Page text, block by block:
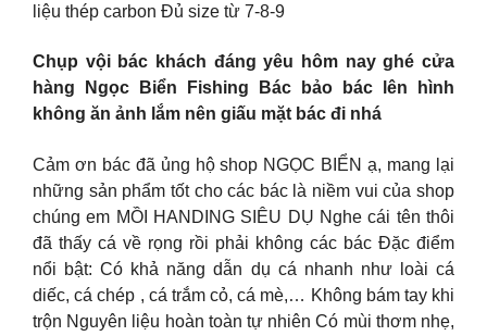
liệu thép carbon Đủ size từ 7-8-9
Chụp vội bác khách đáng yêu hôm nay ghé cửa
hàng Ngọc Biển Fishing Bác bảo bác lên hình
không ăn ảnh lắm nên giấu mặt bác đi nhá
Cảm ơn bác đã ủng hộ shop NGỌC BIỂN ạ, mang lại
những sản phẩm tốt cho các bác là niềm vui của shop
chúng em MỒI HANDING SIÊU DỤ Nghe cái tên thôi
đã thấy cá về rọng rồi phải không các bác Đặc điểm
nổi bật: Có khả năng dẫn dụ cá nhanh như loài cá
diếc, cá chép , cá trắm cỏ, cá mè,… Không bám tay khi
trộn Nguyên liệu hoàn toàn tự nhiên Có mùi thơm nhẹ,